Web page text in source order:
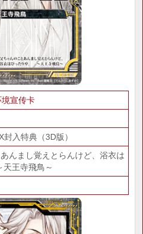
宣传卡
入特典（3D版）
んまし覚えとらんけど、浴衣は
天王寺飛鳥～